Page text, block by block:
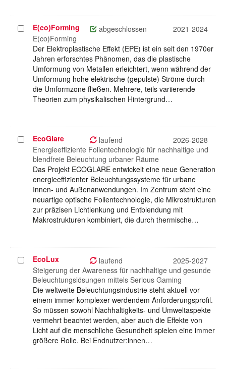
Projekt
auswählen
E(co)Forming abgeschlossen
2021-2024
E(co)Forming
Der Elektroplastische Effekt (EPE) ist ein seit den 1970er
Jahren erforschtes Phänomen, das die plastische
Umformung von Metallen erleichtert, wenn während der
Umformung hohe elektrische (gepulste) Ströme durch
die Umformzone fließen. Mehrere, teils variierende
Theorien zum physikalischen Hintergrund…
Projekt
auswählen
EcoGlare laufend
2026-2028
Energieeffiziente Folientechnologie für nachhaltige und
blendfreie Beleuchtung urbaner Räume
Das Projekt ECOGLARE entwickelt eine neue Generation
energieeffizienter Beleuchtungssysteme für urbane
Innen- und Außenanwendungen. Im Zentrum steht eine
neuartige optische Folientechnologie, die Mikrostrukturen
zur präzisen Lichtlenkung und Entblendung mit
Makrostrukturen kombiniert, die durch thermische…
Projekt
auswählen
EcoLux laufend
2025-2027
Steigerung der Awareness für nachhaltige und gesunde
Beleuchtungslösungen mittels Serious Gaming
Die weltweite Beleuchtungsindustrie steht aktuell vor
einem immer komplexer werdendem Anforderungsprofil.
So müssen sowohl Nachhaltigkeits- und Umweltaspekte
vermehrt beachtet werden, aber auch die Effekte von
Licht auf die menschliche Gesundheit spielen eine immer
größere Rolle. Bei Endnutzer:innen…